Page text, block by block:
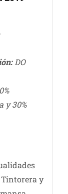
DO
y 30%
Tintorera y